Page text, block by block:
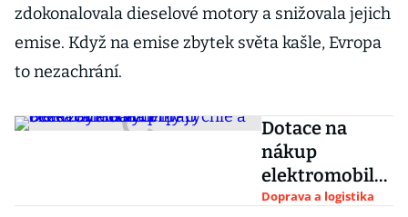
zdokonalovala dieselové motory a snižovala jejich
emise. Když na emise zbytek světa kašle, Evropa
to nezachrání.
Dotace na
nákup
elektromobilů
firmy rychle a
Doprava a logistika